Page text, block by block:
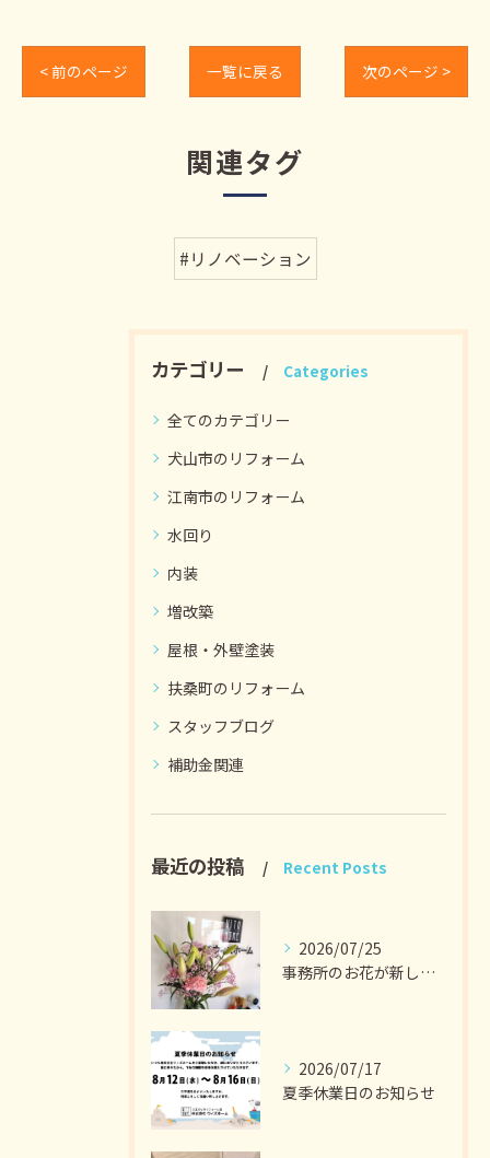
< 前のページ 一覧に戻る 次のページ >
関連タグ
#リノベーション
カテゴリー Categories
全てのカテゴリー
犬山市のリフォーム
江南市のリフォーム
水回り
内装
増改築
屋根・外壁塗装
扶桑町のリフォーム
スタッフブログ
補助金関連
最近の投稿 Recent Posts
2026/07/25
事務所のお花が新しくなりました。
2026/07/17
夏季休業日のお知らせ